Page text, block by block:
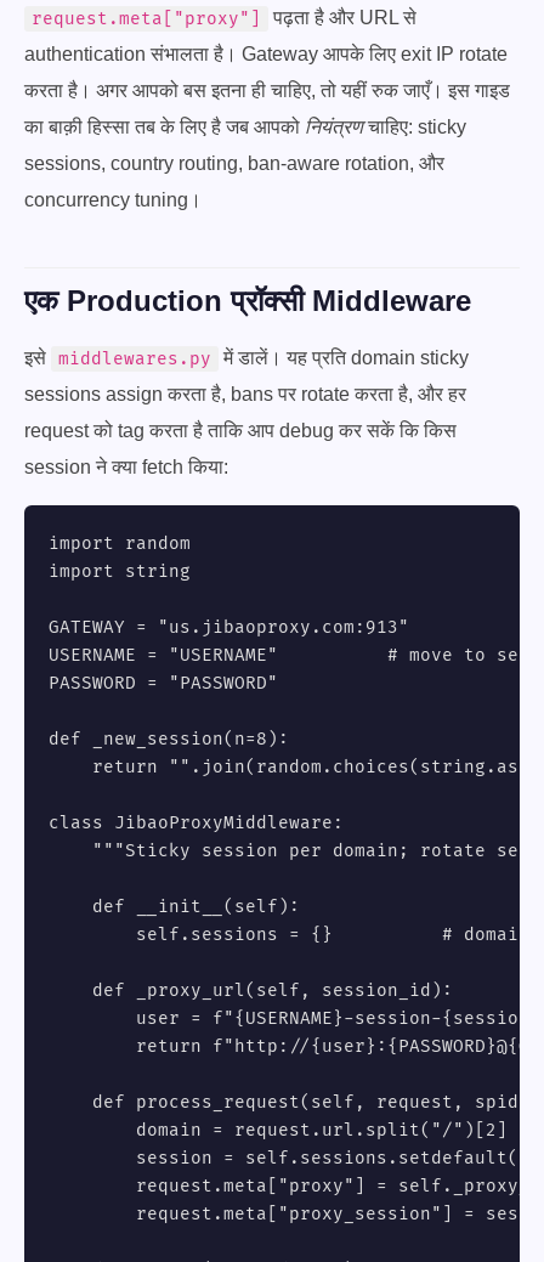
request.meta["proxy"]
पढ़ता है और URL से
authentication संभालता है। Gateway आपके लिए exit IP rotate
करता है। अगर आपको बस इतना ही चाहिए, तो यहीं रुक जाएँ। इस गाइड
का बाक़ी हिस्सा तब के लिए है जब आपको नियंत्रणचाहिए: sticky
sessions, country routing, ban-aware rotation, और
concurrency tuning।
एक Production प्रॉक्सी Middleware
इसे middlewares.py में डालें। यह प्रति domain sticky
sessions assign करता है, bans पर rotate करता है, और हर
request को tag करता है ताकि आप debug कर सकें कि किस
session ने क्या fetch किया:
import random
import string
GATEWAY = "us.jibaoproxy.com:913"
USERNAME = "USERNAME"          # move to
PASSWORD = "PASSWORD"
def _new_session(n=8):
return
class JibaoProxyMiddleware:
"""Sticky session per domain; rotate
    def __init__(self):
self.sessions = {}          # domain
    def _proxy_url(self, session_id):
user = f"{USERNAME}-session-
return f"http://
def process_request(self, request,
        domain = request.url.split("/")[2]
session =
request.meta["proxy"] =
request.meta["proxy_session"] =